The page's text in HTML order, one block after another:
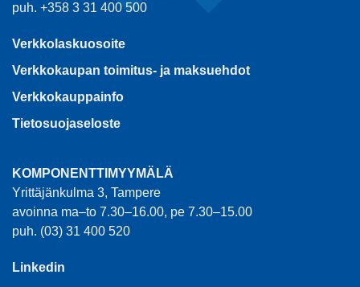
puh. +358 3 31 400 500
Verkkolaskuosoite
Verkkokaupan toimitus- ja maksuehdot
Verkkokauppainfo
Tietosuojaseloste
KOMPONENTTIMYYMÄLÄ
Yrittäjänkulma 3, Tampere
avoinna ma–to 7.30–16.00, pe 7.30–15.00
puh. (03) 31 400 520
Linkedin